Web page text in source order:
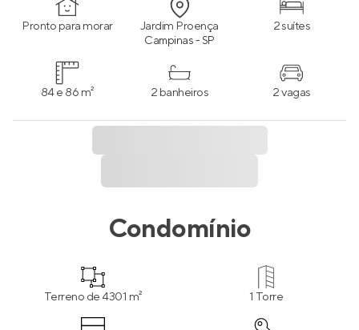
Pronto para morar Jardim Proença
Campinas - SP
2 suítes
84 e 86 m² 2 banheiros 2 vagas
Condomínio
Terreno de 4301 m² 1 Torre